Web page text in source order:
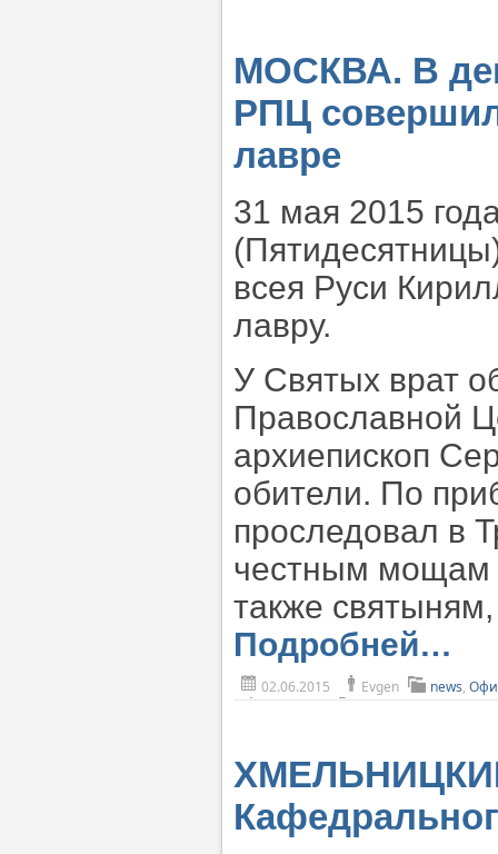
МОСКВА. В
РПЦ
лавре
31 мая 2015
всея Руси
лавру.
У Святых врат
Православной
архиепископ
обители. По
проследовал в
честным мощам
также
Подробней…
02.06.2015 Evgen news,